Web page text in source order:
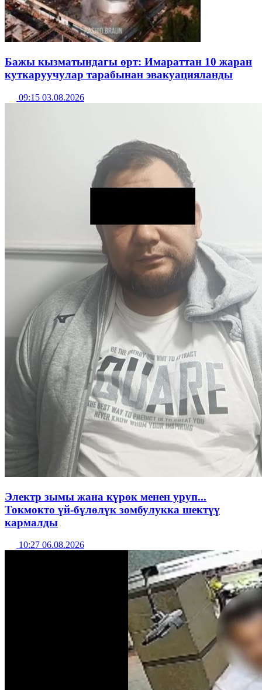
Бажы кызматындагы өрт: Имараттан 10 жаран
куткаруучулар тарабынан эвакуацияланды
09:15 03.08.2026
Электр зымы жана күрөк менен уруп...
Токмокто үй-бүлөлүк зомбулукка шектүү
кармалды
10:27 06.08.2026